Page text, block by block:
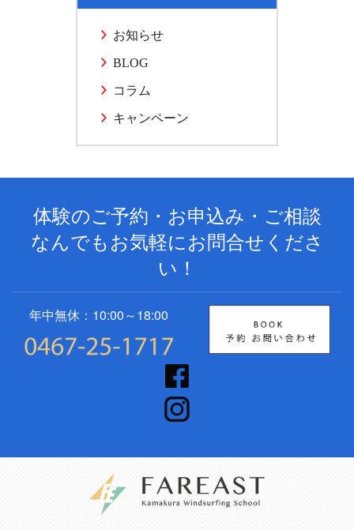
お知らせ
BLOG
コラム
キャンペーン
体験のご予約・お申込み・ご相談
なんでもお気軽にお問合せくださ
い！
年中無休：10:00～18:00